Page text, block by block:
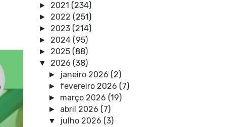
► 2021 (234)
► 2022 (251)
► 2023 (214)
► 2024 (95)
► 2025 (88)
▼ 2026 (38)
► janeiro 2026 (2)
► fevereiro 2026 (7)
► março 2026 (19)
► abril 2026 (7)
▼ julho 2026 (3)